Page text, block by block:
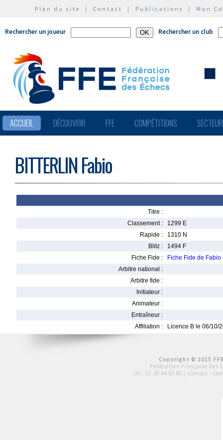
Plan du site | Contact | Publications | Mon
Rechercher un joueur Rechercher un club
ACCUEIL DÉCOUVRIR FFE COMPÉTITIONS
BITTERLIN Fabio
Titre :
Classement :
1299 E
Rapide :
1310 N
Blitz :
1494 F
Fiche Fide :
Fiche Fide de Fabio
Arbitre national :
Arbitre fide :
Initiateur :
Animateur :
Entraîneur :
Affiliation :
Licence B le 06/10/
Copyright © 2015
Fédération Française des
tél : 01 39 44 65 80 | contact :